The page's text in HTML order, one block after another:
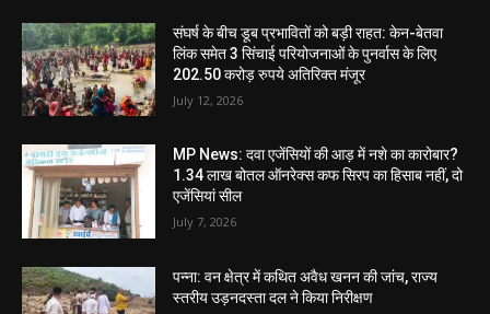
संघर्ष के बीच डूब प्रभावितों को बड़ी राहत: केन-बेतवा
लिंक समेत 3 सिंचाई परियोजनाओं के पुनर्वास के लिए
202.50 करोड़ रुपये अतिरिक्त मंजूर
July 12, 2026
MP News: दवा एजेंसियों की आड़ में नशे का कारोबार?
1.34 लाख बोतल ऑनरेक्स कफ सिरप का हिसाब नहीं, दो
एजेंसियां सील
July 7, 2026
पन्ना: वन क्षेत्र में कथित अवैध खनन की जांच, राज्य
स्तरीय उड़नदस्ता दल ने किया निरीक्षण